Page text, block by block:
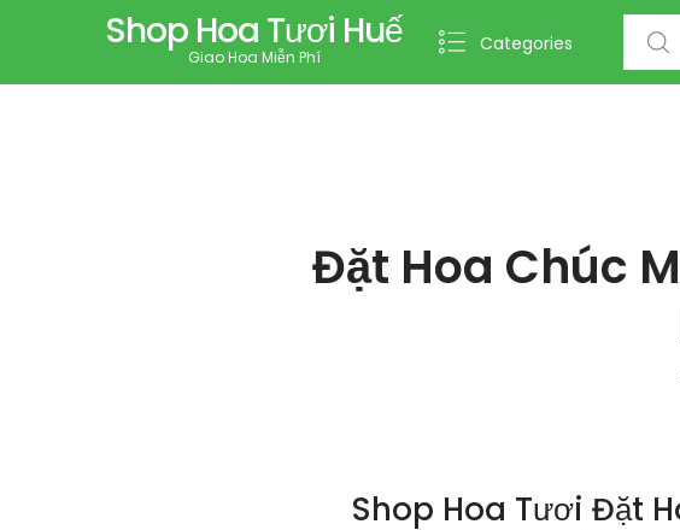
Shop Hoa Tươi Huế
Giao Hoa Miễn Phí
Categories
Đặt Hoa Chúc
Shop Hoa Tươi Đặt